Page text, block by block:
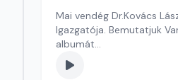
Mai vendég Dr.Kovács
Igazgatója. Bemutatjuk
albumát
Szerkesztő: Balogh Tibor